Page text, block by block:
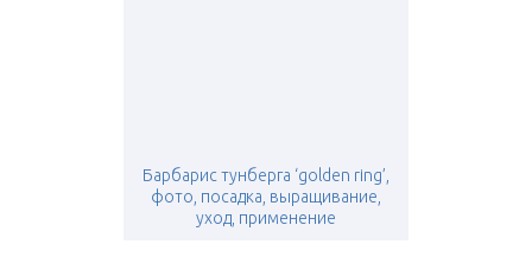
Барбарис тунберга ‘golden ring’,
фото, посадка, выращивание,
уход, применение